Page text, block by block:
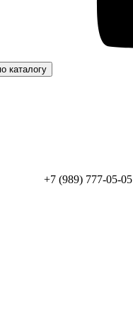
каталогу
+7 (989) 777-05-05